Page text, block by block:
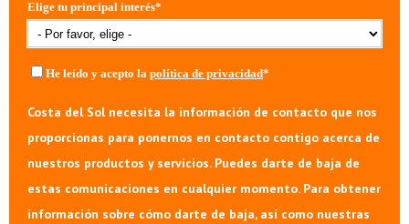
Elige tu principal interés*
He leído y acepto la política de privacidad*
Costa del Sol necesita la información de contacto que nos
proporcionas para ponernos en contacto contigo acerca de
nuestros productos y servicios. Puedes darte de baja de
estas comunicaciones en cualquier momento. Para obtener
información sobre cómo darte de baja, así como nuestras